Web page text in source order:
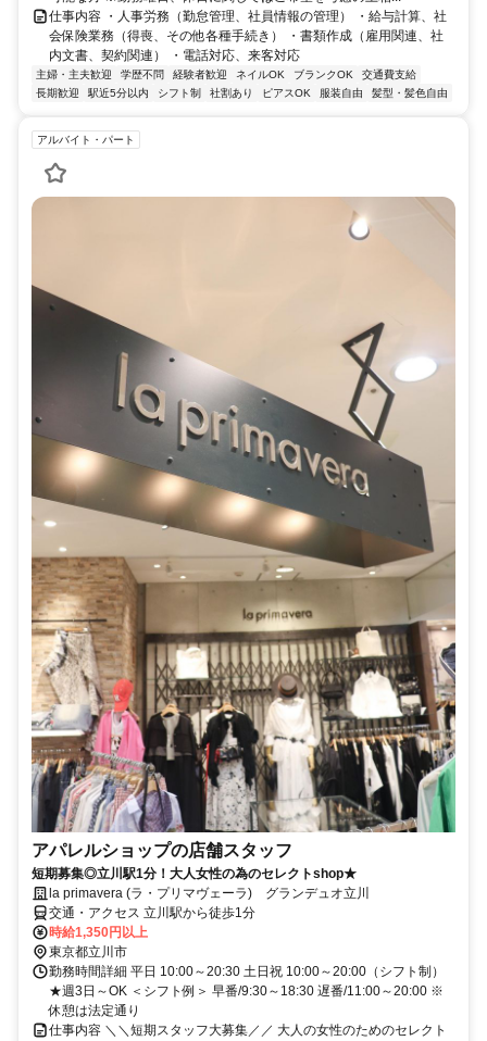
仕事内容 ・人事労務（勤怠管理、社員情報の管理） ・給与計算、社
会保険業務（得喪、その他各種手続き） ・書類作成（雇用関連、社
内文書、契約関連） ・電話対応、来客対応
主婦・主夫歓迎 学歴不問 経験者歓迎 ネイルOK ブランクOK
交通費支給
長期歓迎
駅近5分以内 シフト制 社割あり ピアスOK 服装自由 髪型・髪色自由
アルバイト・パート
アパレルショップの店舗スタッフ
短期募集◎立川駅1分！大人女性の為のセレクトshop★
la primavera (ラ・プリマヴェーラ) グランデュオ立川
交通・アクセス 立川駅から徒歩1分
時給1,350円以上
東京都立川市
勤務時間詳細 平日 10:00～20:30 土日祝 10:00～20:00（シフト制）
★週3日～OK ＜シフト例＞ 早番/9:30～18:30 遅番/11:00～20:00 ※
休憩は法定通り
仕事内容 ＼＼短期スタッフ大募集／／ 大人の女性のためのセレクト